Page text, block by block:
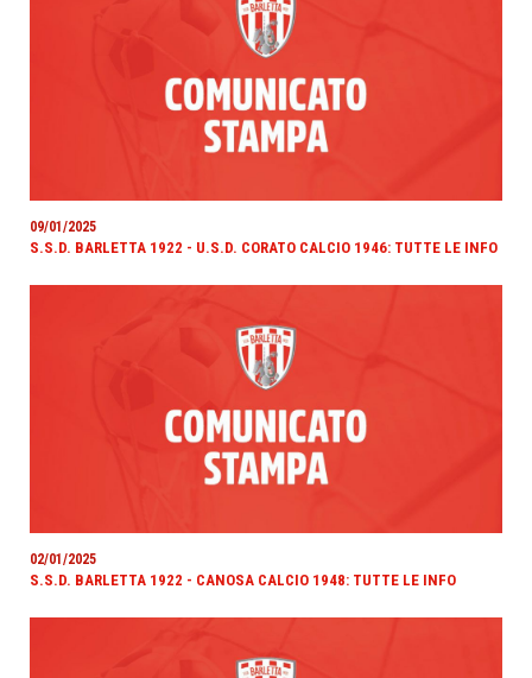
09/01/2025
S.S.D. BARLETTA 1922 - U.S.D. CORATO CALCIO 1946: TUTTE LE INFO
02/01/2025
S.S.D. BARLETTA 1922 - CANOSA CALCIO 1948: TUTTE LE INFO